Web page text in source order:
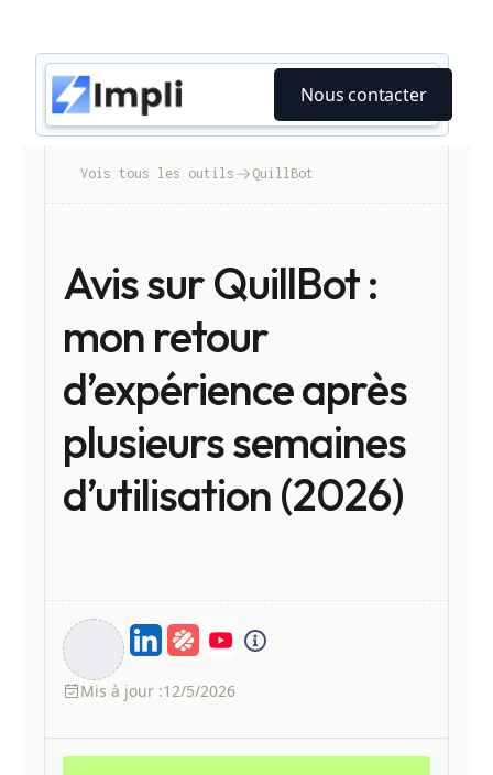
Nous contacter
Vois tous les outils QuillBot
Avis sur QuillBot :
mon retour
d’expérience après
plusieurs semaines
d’utilisation (2026)
Mis à jour :12/5/2026